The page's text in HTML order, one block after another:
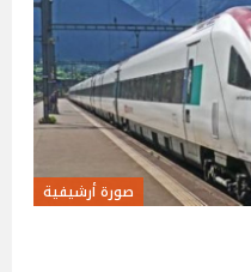
صورة أرشيفية